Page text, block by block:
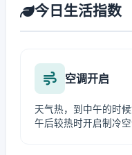
今日生活指数
空调开启
天气热，到中午的时
午后较热时开启制冷空